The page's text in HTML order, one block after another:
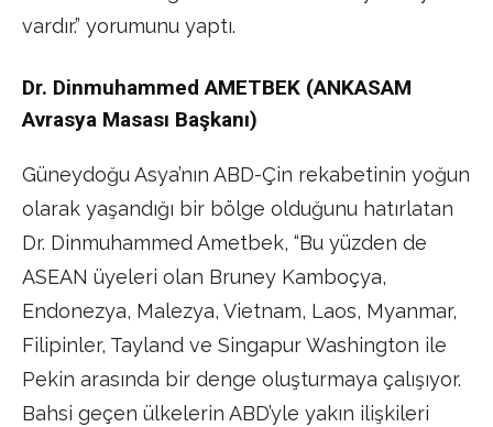
vardır.” yorumunu yaptı.
Dr. Dinmuhammed AMETBEK (ANKASAM
Avrasya Masası Başkanı)
Güneydoğu Asya’nın ABD-Çin rekabetinin yoğun
olarak yaşandığı bir bölge olduğunu hatırlatan
Dr. Dinmuhammed Ametbek, “Bu yüzden de
ASEAN üyeleri olan Bruney Kamboçya,
Endonezya, Malezya, Vietnam, Laos, Myanmar,
Filipinler, Tayland ve Singapur Washington ile
Pekin arasında bir denge oluşturmaya çalışıyor.
Bahsi geçen ülkelerin ABD’yle yakın ilişkileri